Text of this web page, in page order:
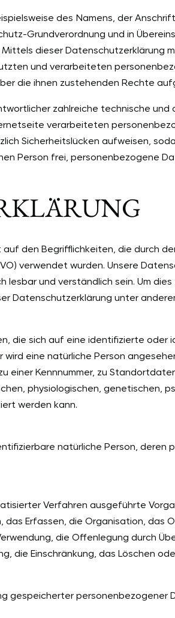
des Namens, der
Grundverordnung und in
dieser Datenschutzerklärung
und verarbeiteten
die ihnen zustehenden Rechte
zahlreiche technische
verarbeiteten
Sicherheitslücken aufweisen,
Person frei, personenbezogene
den Begrifflichkeiten, die durch
verwendet wurden. Unsere
und verständlich sein. Um
Datenschutzerklärung unter
die sich auf eine identifizierte oder
wird eine natürliche Person
einer Kennnummer, zu
physiologischen, genetischen,
werden kann.
natürliche Person, deren
Verfahren ausgeführte
Erfassen, die Organisation, das
die Offenlegung durch
die Einschränkung, das Löschen
gespeicherter personenbezogener